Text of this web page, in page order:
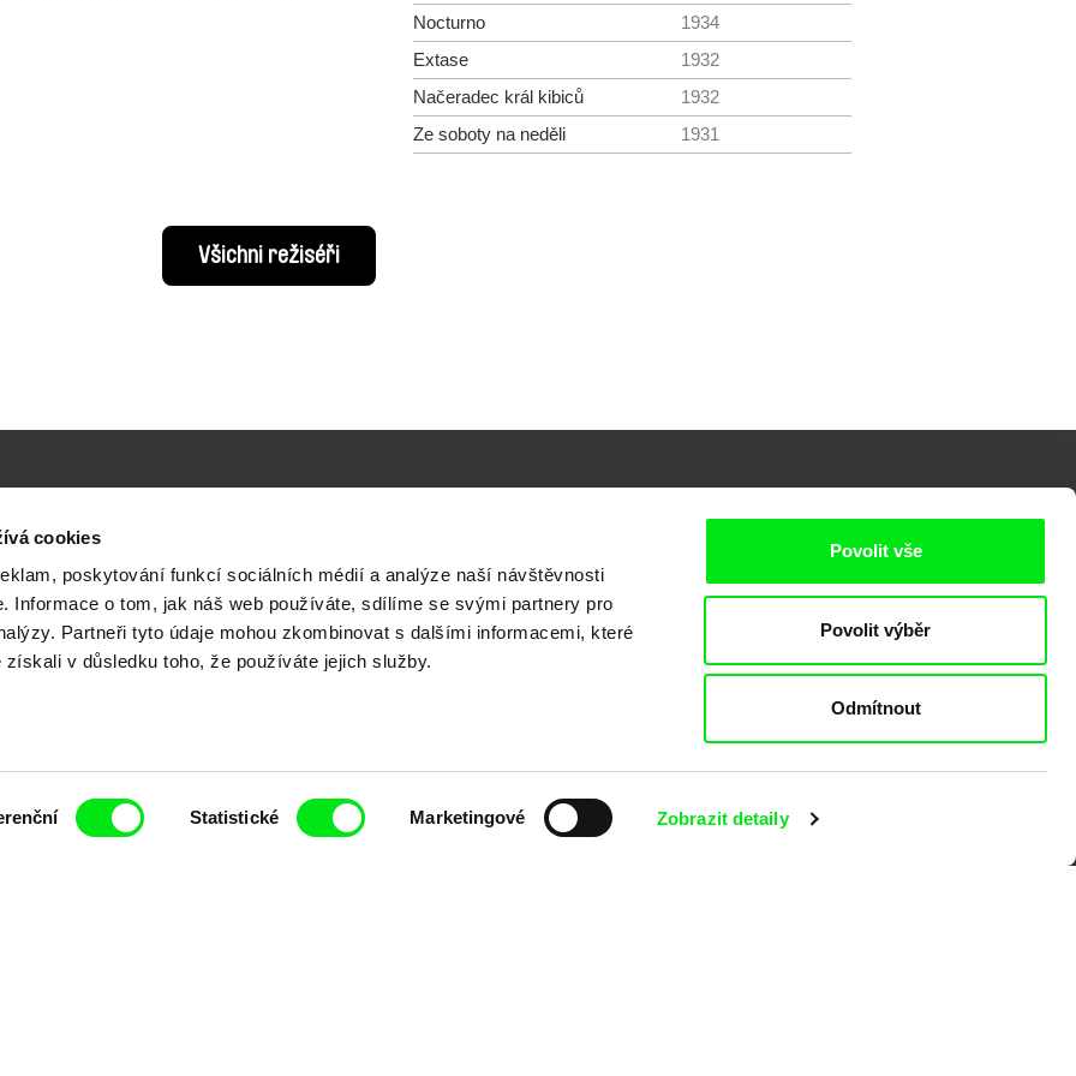
cookies
poskytování funkcí sociálních médií a analýze naší návštěvnosti
Informace o tom, jak náš web používáte, sdílíme se svými partnery pro
Partneři tyto údaje mohou zkombinovat s dalšími informacemi, které
v důsledku toho, že používáte jejich služby.
Statistické Marketingové Zobrazit detaily
Povolit vše
Povolit výběr
Odmítnout
Nocturno
1934
Extase
1932
Načeradec král kibiců
1932
Ze soboty na neděli
1931
Všichni režiséři
Vaše online
kino
každý týden